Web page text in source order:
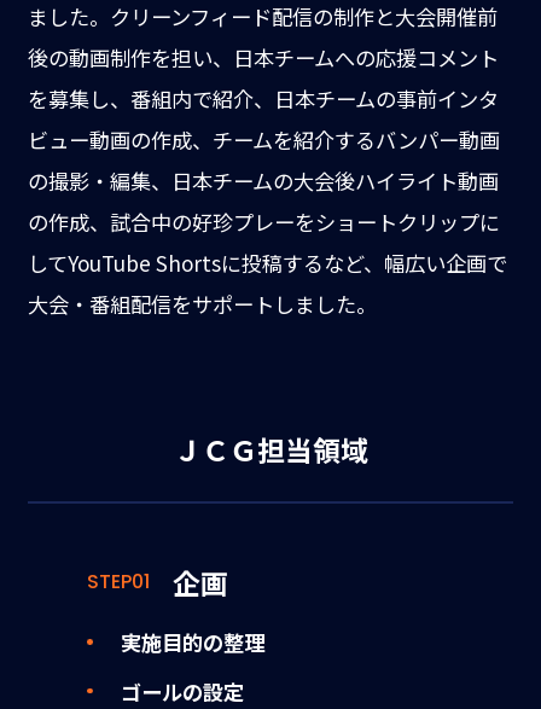
ました。クリーンフィード配信の制作と大会開催前
後の動画制作を担い、日本チームへの応援コメント
を募集し、番組内で紹介、日本チームの事前インタ
ビュー動画の作成、チームを紹介するバンパー動画
の撮影・編集、日本チームの大会後ハイライト動画
の作成、試合中の好珍プレーをショートクリップに
してYouTube Shortsに投稿するなど、幅広い企画で
大会・番組配信をサポートしました。
ＪＣＧ担当領域
STEP01 企画
実施目的の整理
ゴールの設定